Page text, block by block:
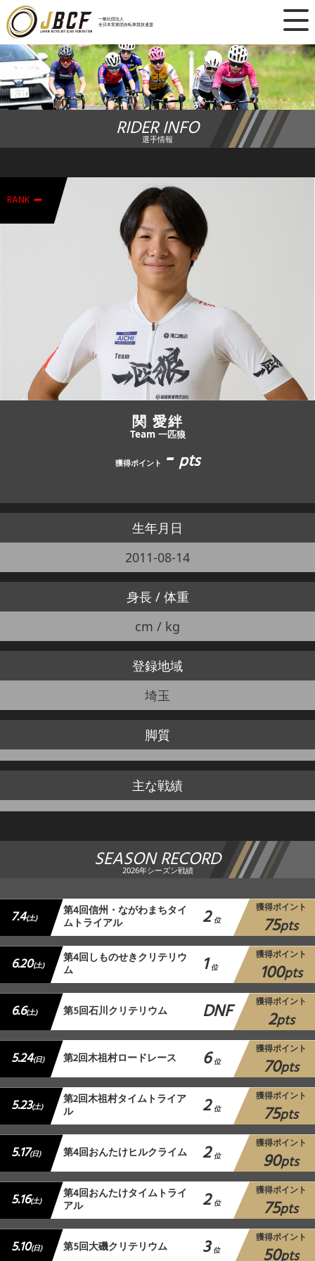
一般社団法人
全日本実業団自転車競技連盟
×
ニュース
レース日程
ランキング
チーム・選手
競技ガイド
加盟・登録
エントリー
JBCF ROAD SERIESとは
RIDER INFO
選手情報
RANK -
関 愛絆
Team 一匹狼
獲得ポイント -pts
生年月日
2011-08-14
身長 / 体重
cm / kg
登録地域
埼玉
脚質
主な戦績
SEASON RECORD
2026年シーズン戦績
7.4(土) 第4回信州・ながわまちタイ
ムトライアル 2 位
獲得ポイント
75pts
6.20(土) 第4回しものせきクリテリウ
ム 1 位
獲得ポイント
100pts
6.6(土) 第5回石川クリテリウム DNF 獲得ポイント
2pts
5.24(日) 第2回木祖村ロードレース 6 位
獲得ポイント
70pts
5.23(土) 第2回木祖村タイムトライア
ル 2 位
獲得ポイント
75pts
5.17(日) 第4回おんたけヒルクライム 2 位
獲得ポイント
90pts
5.16(土) 第4回おんたけタイムトライ
アル 2 位
獲得ポイント
75pts
5.10(日) 第5回大磯クリテリウム 3 位
獲得ポイント